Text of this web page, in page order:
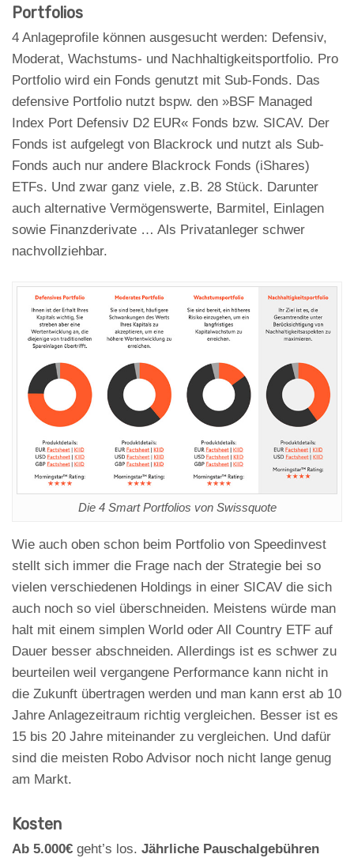
Portfolios
4 Anlageprofile können ausgesucht werden: Defensiv,
Moderat, Wachstums- und Nachhaltigkeitsportfolio. Pro
Portfolio wird ein Fonds genutzt mit Sub-Fonds. Das
defensive Portfolio nutzt bspw. den »BSF Managed
Index Port Defensiv D2 EUR« Fonds bzw. SICAV. Der
Fonds ist aufgelegt von Blackrock und nutzt als Sub-
Fonds auch nur andere Blackrock Fonds (iShares)
ETFs. Und zwar ganz viele, z.B. 28 Stück. Darunter
auch alternative Vermögenswerte, Barmitel, Einlagen
sowie Finanzderivate … Als Privatanleger schwer
nachvollziehbar.
Die 4 Smart Portfolios von Swissquote
Wie auch oben schon beim Portfolio von Speedinvest
stellt sich immer die Frage nach der Strategie bei so
vielen verschiedenen Holdings in einer SICAV die sich
auch noch so viel überschneiden. Meistens würde man
halt mit einem simplen World oder All Country ETF auf
Dauer besser abschneiden. Allerdings ist es schwer zu
beurteilen weil vergangene Performance kann nicht in
die Zukunft übertragen werden und man kann erst ab 10
Jahre Anlagezeitraum richtig vergleichen. Besser ist es
15 bis 20 Jahre miteinander zu vergleichen. Und dafür
sind die meisten Robo Advisor noch nicht lange genug
am Markt.
Kosten
Ab 5.000€ geht’s los. Jährliche Pauschalgebühren